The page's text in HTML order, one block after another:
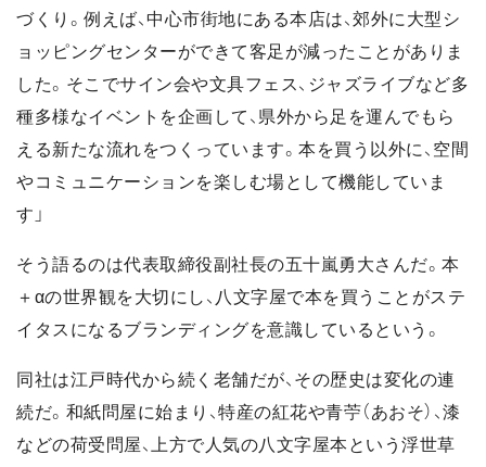
づくり。例えば、中心市街地にある本店は、郊外に大型シ
ョッピングセンターができて客足が減ったことがありま
した。そこでサイン会や文具フェス、ジャズライブなど多
種多様なイベントを企画して、県外から足を運んでもら
える新たな流れをつくっています。本を買う以外に、空間
やコミュニケーションを楽しむ場として機能していま
す」
そう語るのは代表取締役副社長の五十嵐勇大さんだ。本
＋αの世界観を大切にし、八文字屋で本を買うことがステ
イタスになるブランディングを意識しているという。
同社は江戸時代から続く老舗だが、その歴史は変化の連
続だ。和紙問屋に始まり、特産の紅花や青苧（あおそ）、漆
などの荷受問屋、上方で人気の八文字屋本という浮世草